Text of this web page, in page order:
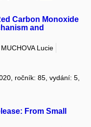
Carbon Monoxide
and
MUCHOVA Lucie
ročník: 85, vydání: 5,
From Small